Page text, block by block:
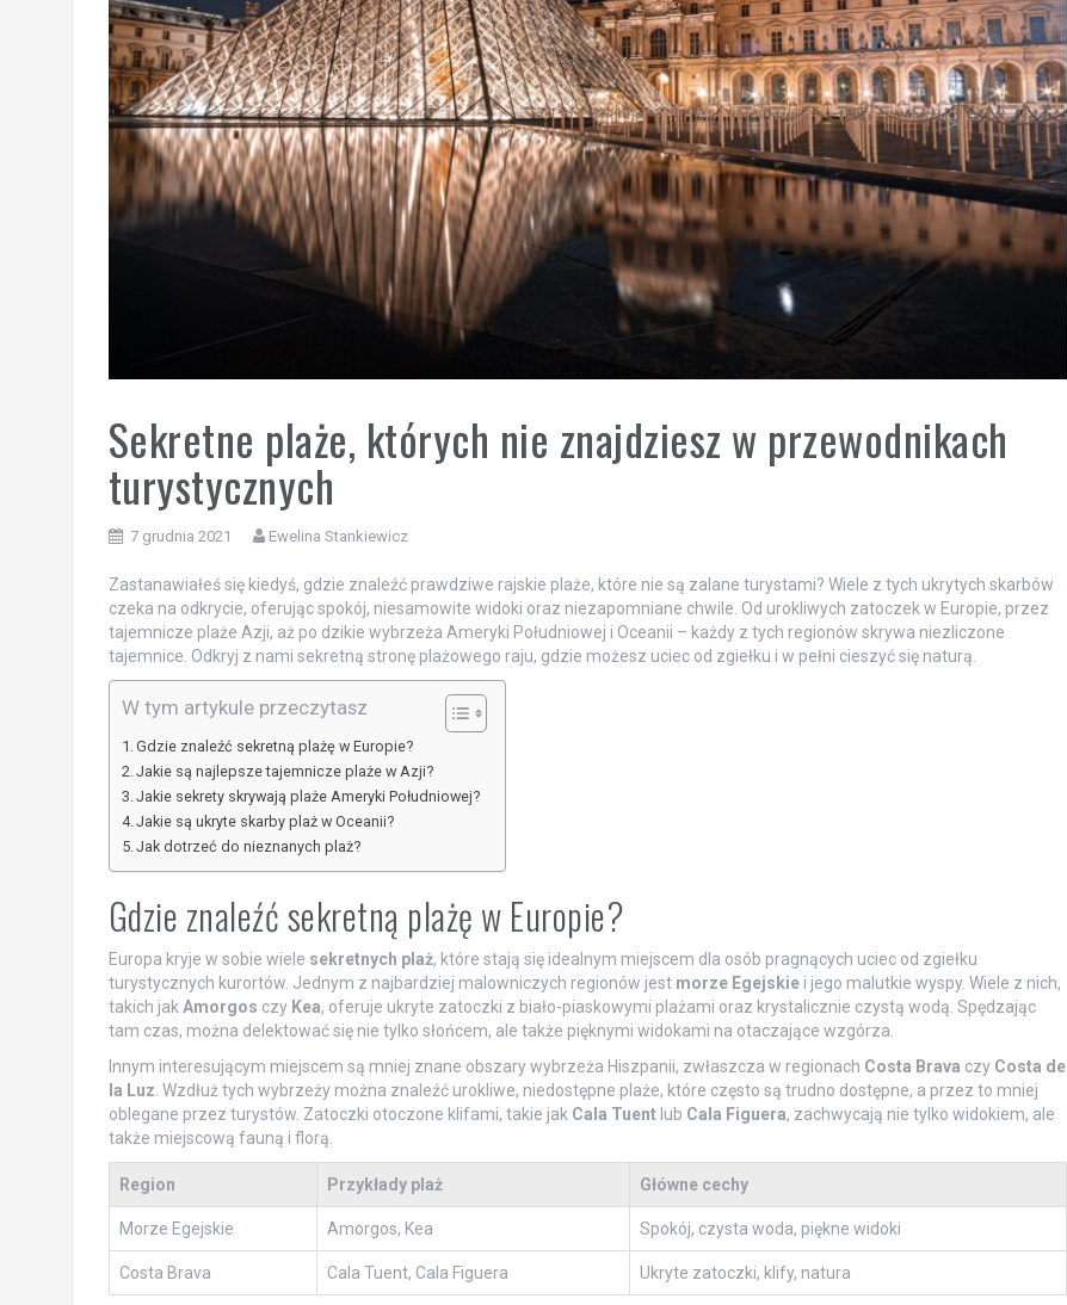
Sekretne plaże, których nie znajdziesz w przewodnikach
turystycznych
7 grudnia 2021 Ewelina Stankiewicz
Zastanawiałeś się kiedyś, gdzie znaleźć prawdziwe rajskie plaże, które nie są zalane turystami? Wiele z tych ukrytych skarbów
czeka na odkrycie, oferując spokój, niesamowite widoki oraz niezapomniane chwile. Od urokliwych zatoczek w Europie, przez
tajemnicze plaże Azji, aż po dzikie wybrzeża Ameryki Południowej i Oceanii – każdy z tych regionów skrywa niezliczone
tajemnice. Odkryj z nami sekretną stronę plażowego raju, gdzie możesz uciec od zgiełku i w pełni cieszyć się naturą.
W tym artykule przeczytasz
Gdzie znaleźć sekretną plażę w Europie?
Jakie są najlepsze tajemnicze plaże w Azji?
Jakie sekrety skrywają plaże Ameryki Południowej?
Jakie są ukryte skarby plaż w Oceanii?
Jak dotrzeć do nieznanych plaż?
Gdzie znaleźć sekretną plażę w Europie?
Europa kryje w sobie wiele sekretnych plaż, które stają się idealnym miejscem dla osób pragnących uciec od zgiełku
turystycznych kurortów. Jednym z najbardziej malowniczych regionów jest morze Egejskiei jego malutkie wyspy. Wiele z nich,
takich jakAmorgos czy Kea, oferuje ukryte zatoczki z biało-piaskowymi plażami oraz krystalicznie czystą wodą. Spędzając
tam czas, można delektować się nie tylko słońcem, ale także pięknymi widokami na otaczające wzgórza.
Innym interesującym miejscem są mniej znane obszary wybrzeża Hiszpanii, zwłaszcza w regionach Costa Brava czy Costa de
la Luz. Wzdłuż tych wybrzeży można znaleźć urokliwe, niedostępne plaże, które często są trudno dostępne, a przez to mniej
oblegane przez turystów. Zatoczki otoczone klifami, takie jak Cala Tuentlub Cala Figuera, zachwycają nie tylko widokiem, ale
także miejscową fauną i florą.
Region Przykłady plaż Główne cechy
Morze Egejskie Amorgos, Kea Spokój, czysta woda, piękne widoki
Costa Brava Cala Tuent, Cala Figuera Ukryte zatoczki, klify, natura